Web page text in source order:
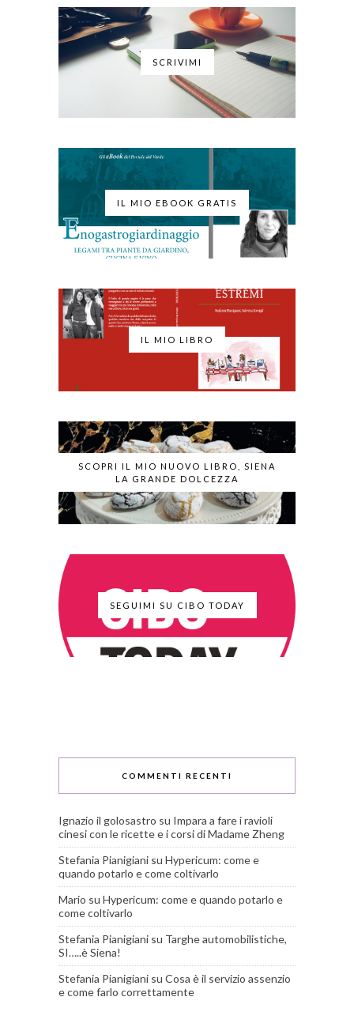
SCRIVIMI
IL MIO EBOOK GRATIS
IL MIO LIBRO
SCOPRI IL MIO NUOVO LIBRO, SIENA
LA GRANDE DOLCEZZA
SEGUIMI SU CIBO TODAY
COMMENTI RECENTI
Ignazio il golosastro su Impara a fare i ravioli
cinesi con le ricette e i corsi di Madame Zheng
Stefania Pianigiani su Hypericum: come e
quando potarlo e come coltivarlo
Mario su Hypericum: come e quando potarlo e
come coltivarlo
Stefania Pianigiani su Targhe automobilistiche,
SI…..è Siena!
Stefania Pianigiani su Cosa è il servizio assenzio
e come farlo correttamente